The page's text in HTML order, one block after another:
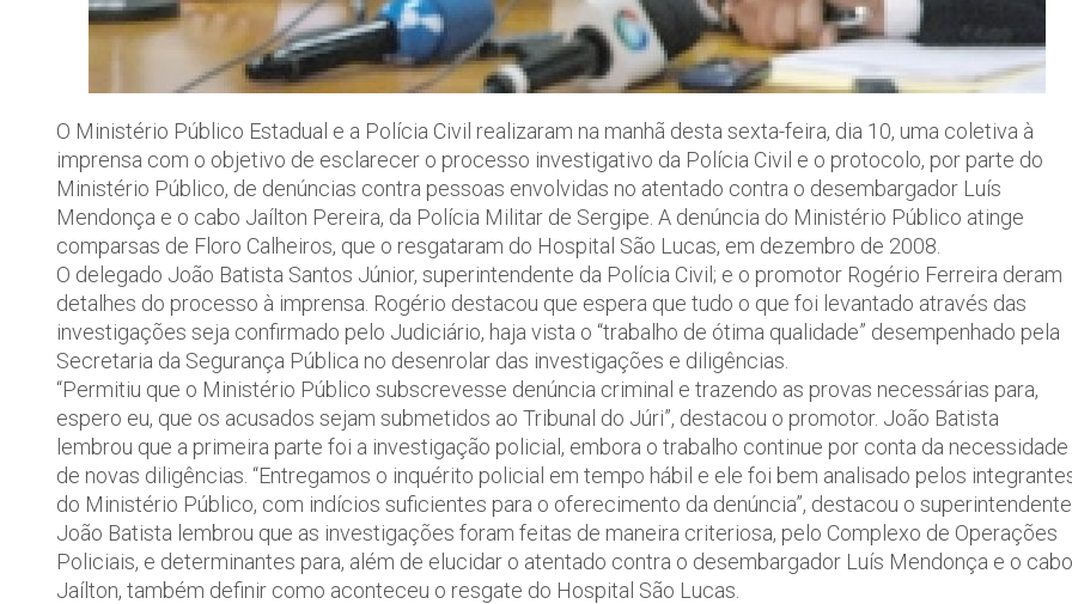
O Ministério Público Estadual e a Polícia Civil realizaram na manhã desta sexta-feira, dia 10, uma coletiva à
imprensa com o objetivo de esclarecer o processo investigativo da Polícia Civil e o protocolo, por parte do
Ministério Público, de denúncias contra pessoas envolvidas no atentado contra o desembargador Luís
Mendonça e o cabo Jaílton Pereira, da Polícia Militar de Sergipe. A denúncia do Ministério Público atinge
comparsas de Floro Calheiros, que o resgataram do Hospital São Lucas, em dezembro de 2008.
O delegado João Batista Santos Júnior, superintendente da Polícia Civil; e o promotor Rogério Ferreira deram
detalhes do processo à imprensa. Rogério destacou que espera que tudo o que foi levantado através das
investigações seja confirmado pelo Judiciário, haja vista o “trabalho de ótima qualidade” desempenhado pela
Secretaria da Segurança Pública no desenrolar das investigações e diligências.
“Permitiu que o Ministério Público subscrevesse denúncia criminal e trazendo as provas necessárias para,
espero eu, que os acusados sejam submetidos ao Tribunal do Júri”, destacou o promotor. João Batista
lembrou que a primeira parte foi a investigação policial, embora o trabalho continue por conta da necessidade
de novas diligências. “Entregamos o inquérito policial em tempo hábil e ele foi bem analisado pelos
do Ministério Público, com indícios suficientes para o oferecimento da denúncia”, destacou o superintendente.
João Batista lembrou que as investigações foram feitas de maneira criteriosa, pelo Complexo de Operações
Policiais, e determinantes para, além de elucidar o atentado contra o desembargador Luís Mendonça e o cabo
Jaílton, também definir como aconteceu o resgate do Hospital São Lucas.